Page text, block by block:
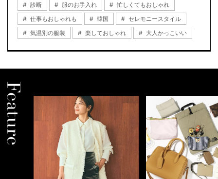
診断
服のお手入れ
忙しくてもおしゃれ
仕事もおしゃれも
韓国
セレモニースタイル
気温別の服装
楽しておしゃれ 大人かっこいい